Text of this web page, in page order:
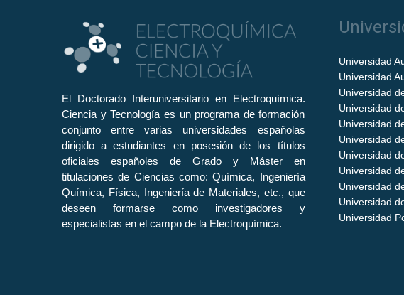
El Doctorado Interuniversitario en Electroquímica.
Ciencia y Tecnología es un programa de formación
conjunto entre varias universidades españolas
dirigido a estudiantes en posesión de los títulos
oficiales españoles de Grado y Máster en
titulaciones de Ciencias como: Química, Ingeniería
Química, Física, Ingeniería de Materiales, etc., que
deseen formarse como investigadores y
especialistas en el campo de la Electroquímica.
Universidad
Universidad
Universidad
Universidad
Universidad
Universidad
Universidad
Universidad
Universidad
Universidad
Universidad